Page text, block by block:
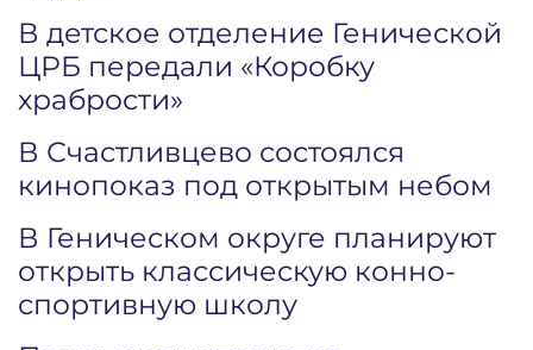
В детское отделение Генической
ЦРБ передали «Коробку
храбрости»
В Счастливцево состоялся
кинопоказ под открытым небом
В Геническом округе планируют
открыть классическую конно-
спортивную школу